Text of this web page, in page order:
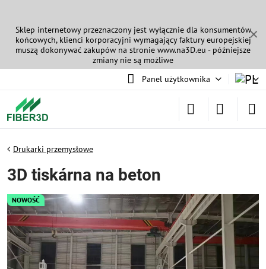
✕
Sklep internetowy przeznaczony jest wyłącznie dla konsumentów
końcowych, klienci korporacyjni wymagający faktury europejskiej
muszą dokonywać zakupów na stronie www.na3D.eu - późniejsze
zmiany nie są możliwe
Panel użytkownika
NOWOŚĆ
Drukarki przemysłowe
3D tiskárna na beton